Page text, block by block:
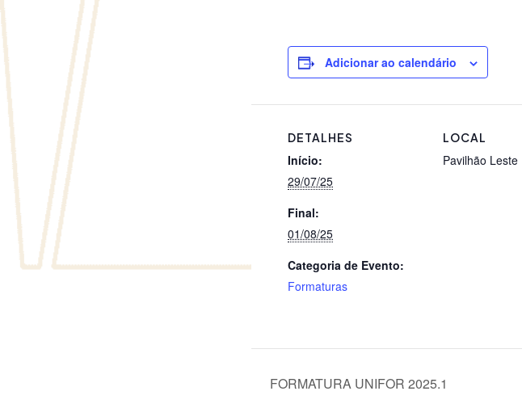
Adicionar ao calendário
DETALHES
Início:
29/07/25
Final:
01/08/25
Categoria de Evento:
Formaturas
LOCAL
Pavilhão Leste
FORMATURA UNIFOR 2025.1